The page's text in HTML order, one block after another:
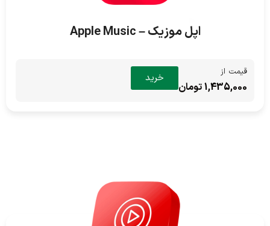
اپل موزیک – Apple Music
قیمت از
1,435,000 تومان
خرید